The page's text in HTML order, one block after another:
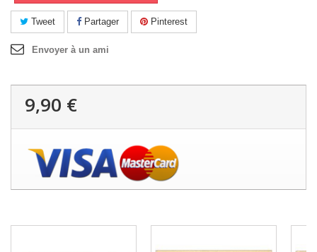
Tweet Partager Pinterest
Envoyer à un ami
9,90 €